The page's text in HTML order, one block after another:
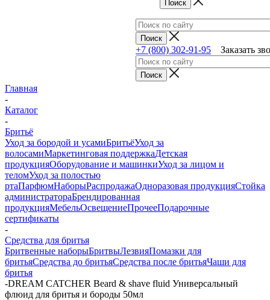
+7 (800) 302-91-95 Заказать
Главная
-
Каталог
-
Бритьё
Уход за бородой и усамиБритьёУход за
волосамиМаркетинговая поддержкаДетская
продукцияОборудование и машинкиУход за лицом и
теломУход за полостью
ртаПарфюмНаборыРаспродажаОдноразовая продукцияСтойка
администратораБрендированная
продукцияМебельОсвещениеПрочееПодарочные
сертификаты
-
Средства для бритья
Бритвенные наборыБритвыЛезвияПомазки для
бритьяСредства до бритьяСредства после бритьяЧаши для
бритья
-DREAM CATCHER Beard & shave fluid Универсальный
флюид для бритья и бороды 50мл